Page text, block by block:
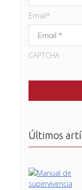
Email*
CAPTCHA
Últimos